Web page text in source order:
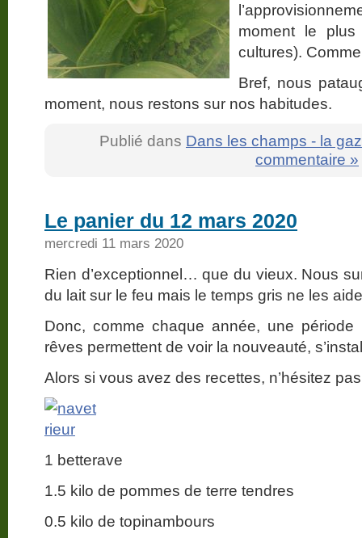
moment le
cultures).
Bref, nous
moment, nous restons sur nos habitudes.
Publié dans Dans les champs - la
commentaire »
Le panier du 12 mars 2020
mercredi 11 mars 2020
Rien d’exceptionnel… que du vieux. Nous
du lait sur le feu mais le temps gris ne les
Donc, comme chaque année, une
rêves permettent de voir la nouveauté,
Alors si vous avez des recettes, n’hésitez
1 betterave
1.5 kilo de pommes de terre tendres
0.5 kilo de topinambours